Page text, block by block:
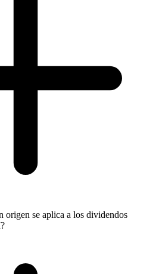
origen se aplica a los dividendos